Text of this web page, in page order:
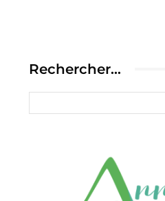
Rechercher…